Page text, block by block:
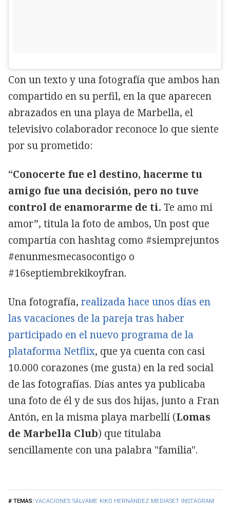
VACACIONES SÁLVAME KIKO HERNÁNDEZ MEDIASET INSTAGRAM
Con un texto y una fotografía que ambos han
compartido en su perfil, en la que aparecen
abrazados en una playa de Marbella, el
televisivo colaborador reconoce lo que siente
por su prometido:
“Conocerte fue el destino, hacerme tu
amigo fue una decisión, pero no tuve
control de enamorarme de ti. Te amo mi
amor”, titula la foto de ambos, Un post que
compartía con hashtag como #siemprejuntos
#enunmesmecasocontigo o
#16septiembrekikoyfran.
Una fotografía, realizada hace unos días en
las vacaciones de la pareja tras haber
participado en el nuevo programa de la
plataforma Netflix, que ya cuenta con casi
10.000 corazones (me gusta) en la red social
de las fotografías. Días antes ya publicaba
una foto de él y de sus dos hijas, junto a Fran
Antón, en la misma playa marbellí (Lomas
de Marbella Club) que titulaba
sencillamente con una palabra "familia".